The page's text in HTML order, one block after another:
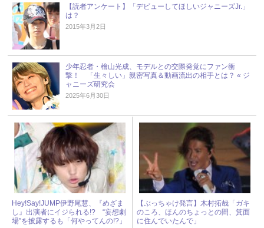
【読者アンケート】「デビューしてほしいジャニーズJr.」
は？
2015年3月2日
少年忍者・檜山光成、モデルとの交際発覚にファン衝
撃！ 「生々しい」親密写真＆動画流出の相手とは？ « ジ
ャニーズ研究会
2025年6月30日
Hey!Say!JUMP伊野尾慧、『めざま
し』出演者にイジられる!? “妄想劇
場”を披露するも「何やってんの!?」
【ぶっちゃけ発言】木村拓哉「ガキ
のころ、ほんのちょっとの間、箕面
に住んでいたんで」